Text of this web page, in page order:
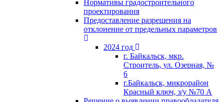
Нормативы градостроительного
проектирования
Предоставление разрешения на
отклонение от предельных параметров
2024 год
г. Байкальск, мкр.
Строитель, ул. Озерная, №
6
г.Байкальск, микрорайон
Красный ключ, з/у №70 А